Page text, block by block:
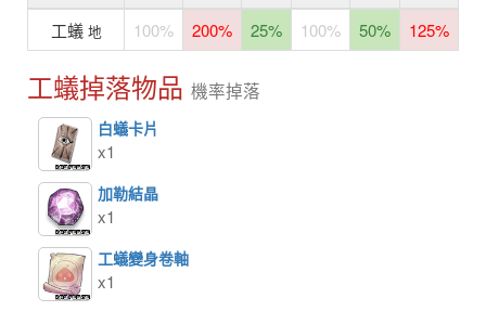
工蟻 地 100% 200% 25% 100% 50% 125%
工蟻掉落物品 機率掉落
白蟻卡片
x1
加勒結晶
x1
工蟻變身卷軸
x1